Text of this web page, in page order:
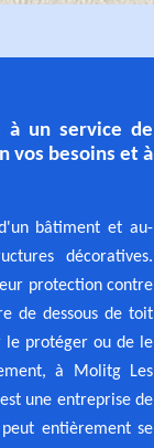
à un service de
vos besoins et à
bâtiment et au-
décoratives.
protection contre
de dessous de toit
le protéger ou de le
à Molitg Les
une entreprise de
entièrement se